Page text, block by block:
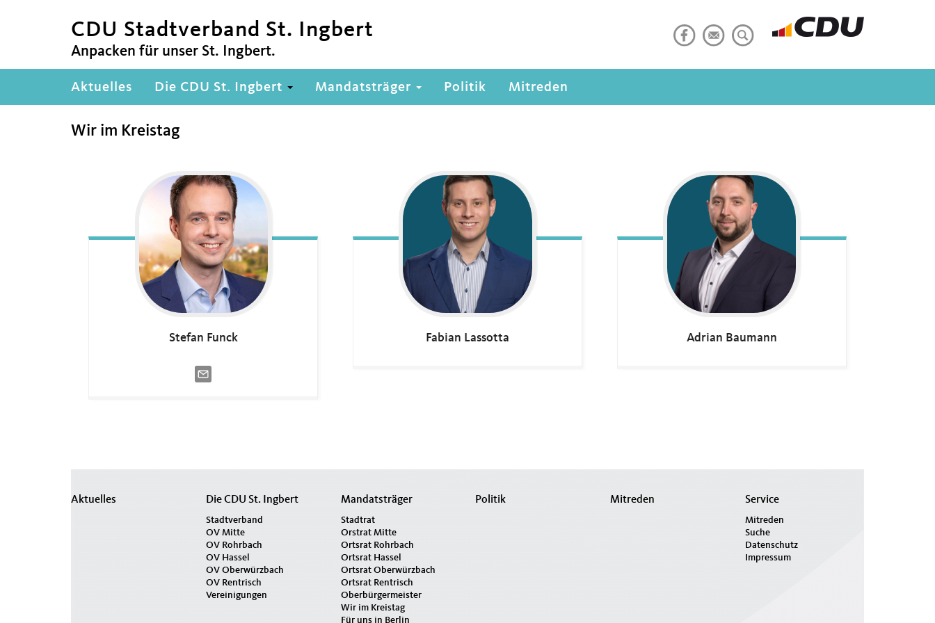
CDU Stadtverband St. Ingbert
Anpacken für unser St. Ingbert.
Hauptnavigation
Aktuelles Die CDU St. Ingbert Mandatsträger Politik Mitreden
Wir im Kreistag
Stefan Funck Fabian Lassotta Adrian Baumann
Seitenübersicht
Aktuelles Die CDU St. Ingbert
Stadtverband
OV Mitte
OV Rohrbach
OV Hassel
OV Oberwürzbach
OV Rentrisch
Vereinigungen
Mandatsträger
Stadtrat
Orstrat Mitte
Ortsrat Rohrbach
Ortsrat Hassel
Ortsrat Oberwürzbach
Ortsrat Rentrisch
Oberbürgermeister
Wir im Kreistag
Für uns in Berlin
Politik Mitreden Service
Mitreden
Suche
Datenschutz
Impressum